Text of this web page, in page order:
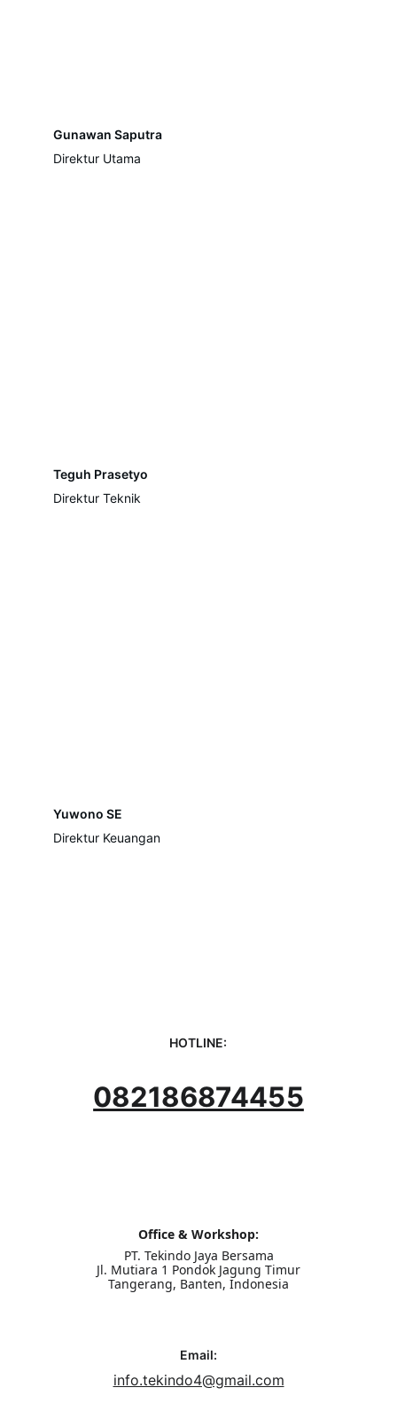
Gunawan Saputra
Direktur Utama
Teguh Prasetyo
Direktur Teknik
Yuwono SE
Direktur Keuangan
HOTLINE:
info.tekindo4@gmail.com
Office & Workshop:
PT. Tekindo Jaya Bersama
Jl. Mutiara 1 Pondok Jagung Timur
Tangerang, Banten, Indonesia
Email:
082186874455